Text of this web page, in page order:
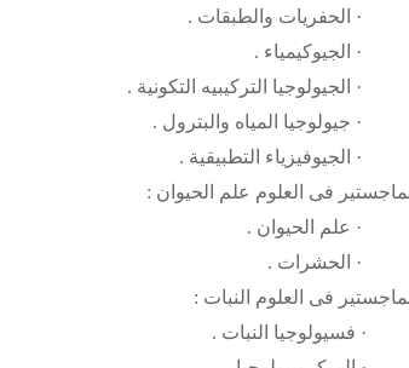
· الحفريات والطبقات .
· الجيوكيمياء .
· الجيولوجيا التركيبيه التكونية .
· جيولوجيا المياه والبترول .
· الجيوفيزياء التطبيقية .
· علم الحيوان .
· الحشرات .
· فسيولوجيا النبات .